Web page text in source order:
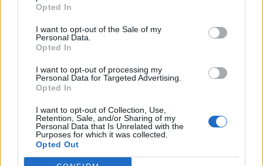
Opted In
I want to opt-out of the Sale of my
Personal Data.
Opted In
I want to opt-out of processing my
Personal Data for Targeted Advertising.
Opted In
I want to opt-out of Collection, Use,
Retention, Sale, and/or Sharing of my
Personal Data that Is Unrelated with the
Purposes for which it was collected.
Opted Out
* Asturtecnia, S.L.
Gijon (Asturias)